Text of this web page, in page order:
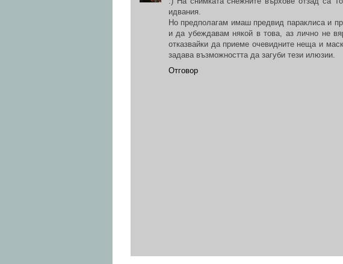
идвания.
Но предполагам имаш предвид параклиса и
и да убеждавам някой в това, аз лично не
отказвайки да приеме очевидните неща и
задава възможността да загуби тези илюзии.
Отговор